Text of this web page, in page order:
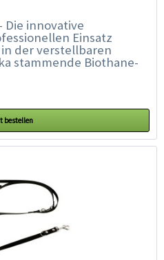
Die innovative
Einsatz
der verstellbaren
stammende Biothane-
mit einer ganzen...
bestellen